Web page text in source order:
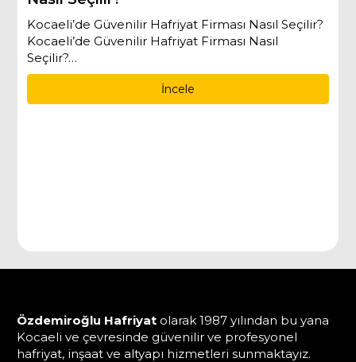
Özdemiroğlu Hafriyat olarak 1987 yılından bu yana
Kocaeli ve çevresinde güvenilir ve profesyonel
hafriyat, inşaat ve altyapı hizmetleri sunmaktayız.